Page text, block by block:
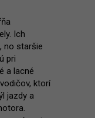
Ich
no staršie
pri
a lacné
ktorí
jazdy a